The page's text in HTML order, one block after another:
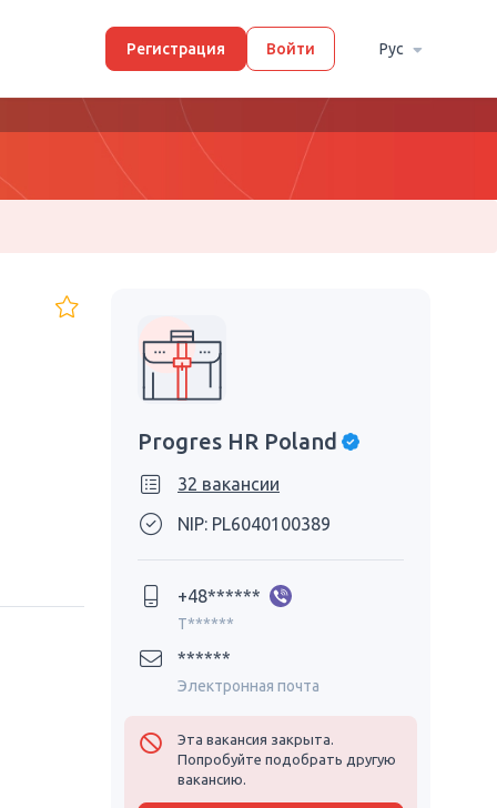
Регистрация Войти Рус
Progres HR Poland
32 вакансии
NIP: PL6040100389
+48******
T******
******
Электронная почта
Эта вакансия закрыта.
Попробуйте подобрать другую
вакансию.